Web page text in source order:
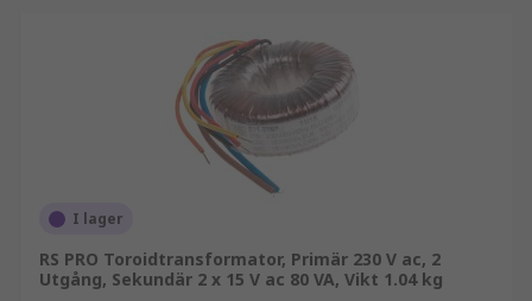
I lager
RS PRO Toroidtransformator, Primär 230 V ac, 2
Utgång, Sekundär 2 x 15 V ac 80 VA, Vikt 1.04 kg